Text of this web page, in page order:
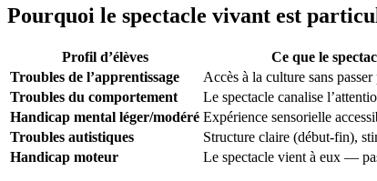
Pourquoi le spectacle vivant est
Profil d’élèves
Ce que le
Troubles de l’apprentissage
Accès à la culture sans passer
Troubles du comportement
Le spectacle canalise
Handicap mental léger/modéré Expérience sensorielle
Troubles autistiques
Structure claire (début-fin),
Handicap moteur
Le spectacle vient à eux —